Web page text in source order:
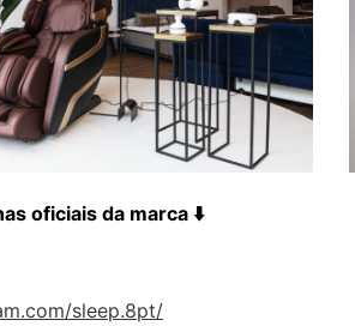
oficiais da marca ⬇️
sleep.8pt/